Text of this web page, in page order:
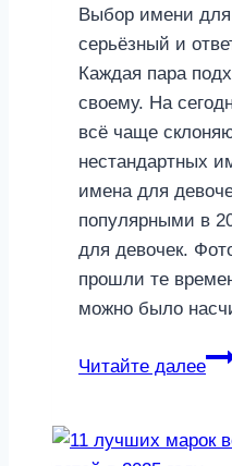
Выбор имени
серьёзный и
Каждая пара
своему. На
всё чаще
нестандартных
имена для
популярными в
для девочек.
прошли те
можно было
Читайте далее